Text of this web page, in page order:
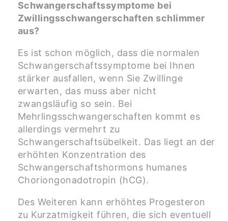
Schwangerschaftssymptome bei
Zwillingsschwangerschaften schlimmer
aus?
Es ist schon möglich, dass die normalen
Schwangerschaftssymptome bei Ihnen
stärker ausfallen, wenn Sie Zwillinge
erwarten, das muss aber nicht
zwangsläufig so sein. Bei
Mehrlingsschwangerschaften kommt es
allerdings vermehrt zu
Schwangerschaftsübelkeit. Das liegt an der
erhöhten Konzentration des
Schwangerschaftshormons humanes
Choriongonadotropin (hCG).
Des Weiteren kann erhöhtes Progesteron
zu Kurzatmigkeit führen, die sich eventuell